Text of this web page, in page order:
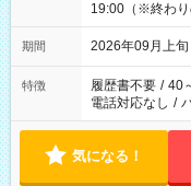
19:00（※終わり
期間 2026年09月上
特徴 履歴書不要 / 40
電話対応なし /
気になる！